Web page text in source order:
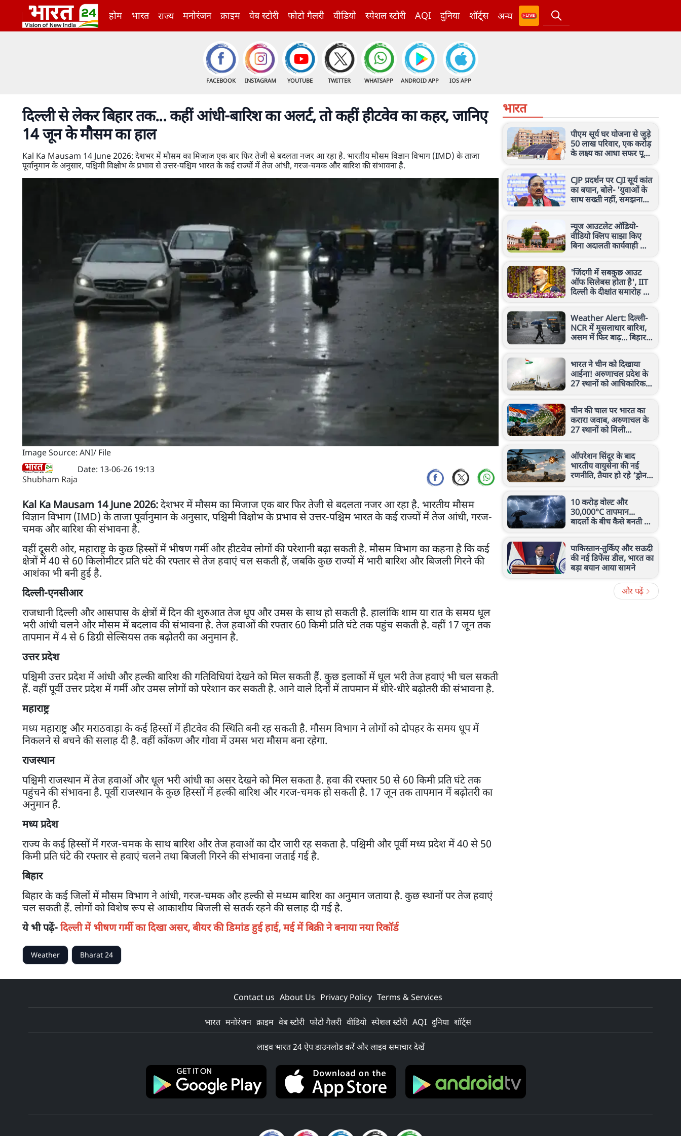
होम भारत राज्य मनोरंजन क्राइम वेब स्टोरी फोटो गैलरी वीडियो स्पेशल स्टोरी AQI दुनिया शॉर्ट्स अन्य
FACEBOOK INSTAGRAM YOUTUBE TWITTER WHATSAPP ANDROID APP IOS APP
दिल्ली से लेकर बिहार तक... कहीं आंधी-बारिश का अलर्ट, तो कहीं हीटवेव का कहर, जानिए
14 जून के मौसम का हाल
Kal Ka Mausam 14 June 2026: देशभर में मौसम का मिजाज एक बार फिर तेजी से बदलता नजर आ रहा है. भारतीय मौसम विज्ञान विभाग (IMD) के ताजा
पूर्वानुमान के अनुसार, पश्चिमी विक्षोभ के प्रभाव से उत्तर-पश्चिम भारत के कई राज्यों में तेज आंधी, गरज-चमक और बारिश की संभावना है.
Image Source: ANI/ File
Shubham Raja
Date: 13-06-26 19:13
Kal Ka Mausam 14 June 2026:देशभर में मौसम का मिजाज एक बार फिर तेजी से बदलता नजर आ रहा है. भारतीय मौसम
विज्ञान विभाग (IMD) के ताजा पूर्वानुमान के अनुसार, पश्चिमी विक्षोभ के प्रभाव से उत्तर-पश्चिम भारत के कई राज्यों में तेज आंधी, गरज-
चमक और बारिश की संभावना है.
वहीं दूसरी ओर, महाराष्ट्र के कुछ हिस्सों में भीषण गर्मी और हीटवेव लोगों की परेशानी बढ़ा सकती है. मौसम विभाग का कहना है कि कई
क्षेत्रों में 40 से 60 किलोमीटर प्रति घंटे की रफ्तार से तेज हवाएं चल सकती हैं, जबकि कुछ राज्यों में भारी बारिश और बिजली गिरने की
आशंका भी बनी हुई है.
दिल्ली-एनसीआर
राजधानी दिल्ली और आसपास के क्षेत्रों में दिन की शुरुआत तेज धूप और उमस के साथ हो सकती है. हालांकि शाम या रात के समय धूल
भरी आंधी चलने और मौसम में बदलाव की संभावना है. तेज हवाओं की रफ्तार 60 किमी प्रति घंटे तक पहुंच सकती है. वहीं 17 जून तक
तापमान में 4 से 6 डिग्री सेल्सियस तक बढ़ोतरी का अनुमान है.
उत्तर प्रदेश
पश्चिमी उत्तर प्रदेश में आंधी और हल्की बारिश की गतिविधियां देखने को मिल सकती हैं. कुछ इलाकों में धूल भरी तेज हवाएं भी चल सकती
हैं. वहीं पूर्वी उत्तर प्रदेश में गर्मी और उमस लोगों को परेशान कर सकती है. आने वाले दिनों में तापमान में धीरे-धीरे बढ़ोतरी की संभावना है.
महाराष्ट्र
मध्य महाराष्ट्र और मराठवाड़ा के कई हिस्सों में हीटवेव की स्थिति बनी रह सकती है. मौसम विभाग ने लोगों को दोपहर के समय धूप में
निकलने से बचने की सलाह दी है. वहीं कोंकण और गोवा में उमस भरा मौसम बना रहेगा.
राजस्थान
पश्चिमी राजस्थान में तेज हवाओं और धूल भरी आंधी का असर देखने को मिल सकता है. हवा की रफ्तार 50 से 60 किमी प्रति घंटे तक
पहुंचने की संभावना है. पूर्वी राजस्थान के कुछ हिस्सों में हल्की बारिश और गरज-चमक हो सकती है. 17 जून तक तापमान में बढ़ोतरी का
अनुमान है.
मध्य प्रदेश
राज्य के कई हिस्सों में गरज-चमक के साथ बारिश और तेज हवाओं का दौर जारी रह सकता है. पश्चिमी और पूर्वी मध्य प्रदेश में 40 से 50
किमी प्रति घंटे की रफ्तार से हवाएं चलने तथा बिजली गिरने की संभावना जताई गई है.
बिहार
बिहार के कई जिलों में मौसम विभाग ने आंधी, गरज-चमक और हल्की से मध्यम बारिश का अनुमान जताया है. कुछ स्थानों पर तेज हवाएं
चल सकती हैं. लोगों को विशेष रूप से आकाशीय बिजली से सतर्क रहने की सलाह दी गई है.
ये भी पढ़ें-दिल्ली में भीषण गर्मी का दिखा असर, बीयर की डिमांड हुई हाई, मई में बिक्री ने बनाया नया रिकॉर्ड
Weather Bharat 24
भारत
पीएम सूर्य घर योजना से जुड़े
50 लाख परिवार, एक करोड़
के लक्ष्य का आधा सफर पूरा,
CJP प्रदर्शन पर CJI सूर्य कांत
का बयान, बोले- 'युवाओं के
साथ सख्ती नहीं, समझना
न्यूज आउटलेट ऑडियो-
वीडियो क्लिप साझा किए
बिना अदालती कार्यवाही की
'जिंदगी में सबकुछ आउट
ऑफ सिलेबस होता है', IIT
दिल्ली के दीक्षांत समारोह में
Weather Alert: दिल्ली-
NCR में मूसलाधार बारिश,
असम में फिर बाढ़... बिहार-
भारत ने चीन को दिखाया
आईना! अरुणाचल प्रदेश के
27 स्थानों को आधिकारिक
चीन की चाल पर भारत का
करारा जवाब, अरुणाचल के
27 स्थानों को मिली
ऑपरेशन सिंदूर के बाद
भारतीय वायुसेना की नई
रणनीति, तैयार हो रहे ‘ड्रोन
10 करोड़ वोल्ट और
30,000°C तापमान...
बादलों के बीच कैसे बनती है
पाकिस्तान-तुर्किए और सऊदी
की नई डिफेंस डील, भारत का
बड़ा बयान आया सामने
और पढ़ें
Contact us About Us Privacy Policy Terms & Services
भारत मनोरंजन क्राइम वेब स्टोरी फोटो गैलरी वीडियो स्पेशल स्टोरी AQI दुनिया शॉर्ट्स
लाइव भारत 24 ऐप डाउनलोड करें और लाइव समाचार देखें